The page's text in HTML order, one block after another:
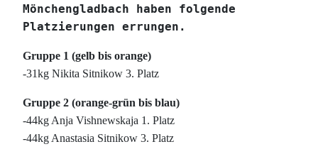
Mönchengladbach haben folgende
Platzierungen errungen.
Gruppe 1 (gelb bis orange)
-31kg Nikita Sitnikow 3. Platz
Gruppe 2 (orange-grün bis blau)
-44kg Anja Vishnewskaja 1. Platz
-44kg Anastasia Sitnikow 3. Platz